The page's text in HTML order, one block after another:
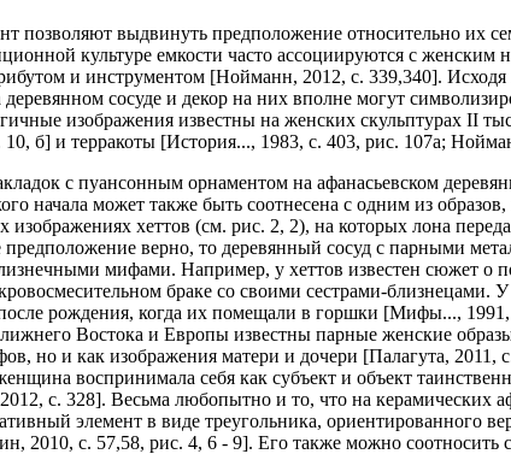
позволяют выдвинуть предположение относительно их
культуре емкости часто ассоциируются с женским
и инструментом [Нойманн, 2012, с. 339,340]. Исходя
сосуде и декор на них вполне могут
изображения известны на женских скульптурах II
б] и терракоты [История..., 1983, с. 403, рис. 107а;
с пуансонным орнаментом на афанасьевском
начала может также быть соотнесена с одним из
изображениях хеттов (см. рис. 2, 2), на которых лона
предположение верно, то деревянный сосуд с парными
мифами. Например, у хеттов известен сюжет о
браке со своими сестрами-близнецами. У
рождения, когда их помещали в горшки [Мифы...,
Востока и Европы известны парные женские
но и как изображения матери и дочери [Палагута, 2011,
воспринимала себя как субъект и объект
с. 328]. Весьма любопытно и то, что на керамических
элемент в виде треугольника, ориентированного
2010, с. 57,58, рис. 4, 6 - 9]. Его также можно соотносить